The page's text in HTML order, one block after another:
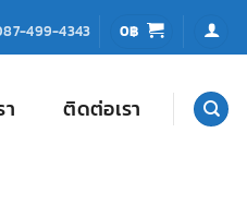
499-4343 0฿
ติดต่อเรา